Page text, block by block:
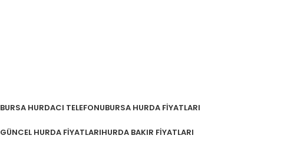
BURSA HURDACI TELEFONUBURSA HURDA FIYATLARI
GÜNCEL HURDA FIYATLARIHURDA BAKIR FIYATLARI